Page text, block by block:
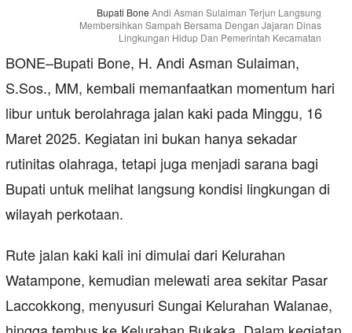
Bupati Bone Andi Asman Sulaiman Terjun Langsung
Membersihkan Sampah Bersama Dengan Jajaran Dinas
Lingkungan Hidup Dan Pemerintah Kecamatan
BONE–Bupati Bone, H. Andi Asman Sulaiman,
S.Sos., MM, kembali memanfaatkan momentum hari
libur untuk berolahraga jalan kaki pada Minggu, 16
Maret 2025. Kegiatan ini bukan hanya sekadar
rutinitas olahraga, tetapi juga menjadi sarana bagi
Bupati untuk melihat langsung kondisi lingkungan di
wilayah perkotaan.
Rute jalan kaki kali ini dimulai dari Kelurahan
Watampone, kemudian melewati area sekitar Pasar
Laccokkong, menyusuri Sungai Kelurahan Walanae,